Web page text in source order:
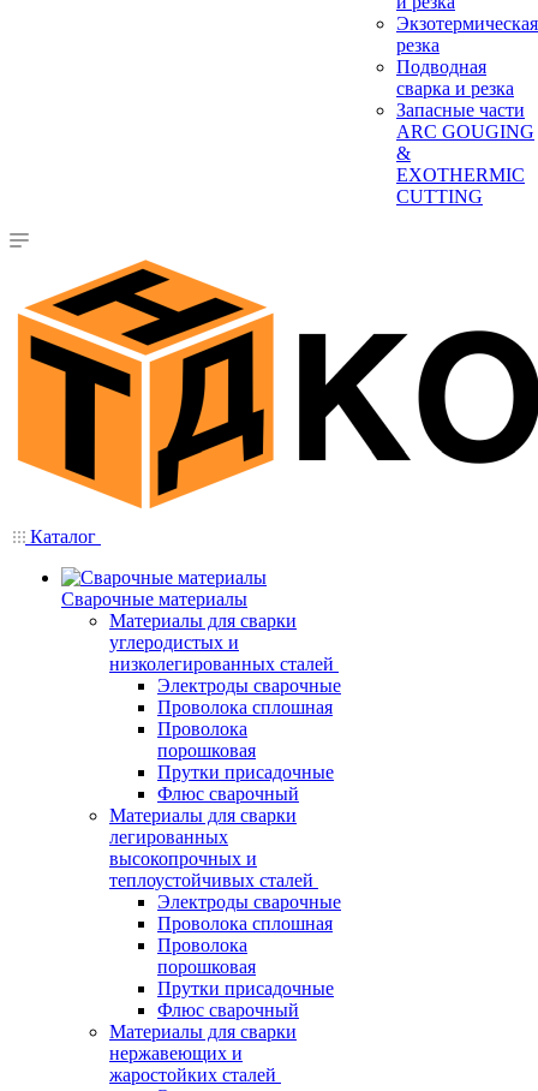
Экзотермическая
резка
Подводная
сварка и резка
Запасные части
ARC GOUGING
&
EXOTHERMIC
CUTTING
Каталог
Сварочные материалы
Материалы для сварки
углеродистых и
низколегированных сталей
Электроды сварочные
Проволока сплошная
Проволока
порошковая
Прутки присадочные
Флюс сварочный
Материалы для сварки
легированных
высокопрочных и
теплоустойчивых сталей
Электроды сварочные
Проволока сплошная
Проволока
порошковая
Прутки присадочные
Флюс сварочный
Материалы для сварки
нержавеющих и
жаростойких сталей